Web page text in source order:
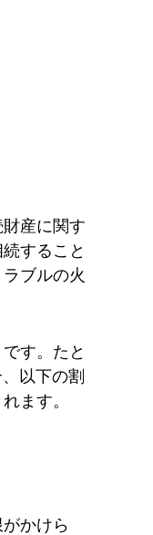
産に関す
すること
ブルの火
す。たと
以下の割
ます。
かけら